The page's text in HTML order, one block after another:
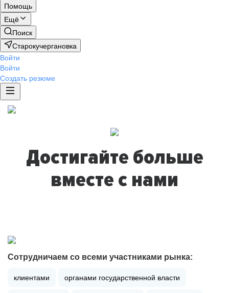
Помощь
Ещё
Поиск
Старокучергановка
Войти
Войти
Создать резюме
Достигайте больше
вместе с нами
Сотрудничаем со всеми участниками рынка:
клиентами органами государственной власти